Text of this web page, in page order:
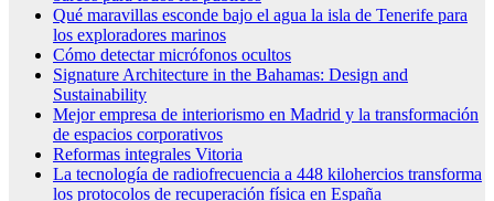
Qué maravillas esconde bajo el agua la isla de Tenerife para
los exploradores marinos
Cómo detectar micrófonos ocultos
Signature Architecture in the Bahamas: Design and
Sustainability
Mejor empresa de interiorismo en Madrid y la transformación
de espacios corporativos
Reformas integrales Vitoria
La tecnología de radiofrecuencia a 448 kilohercios transforma
los protocolos de recuperación física en España